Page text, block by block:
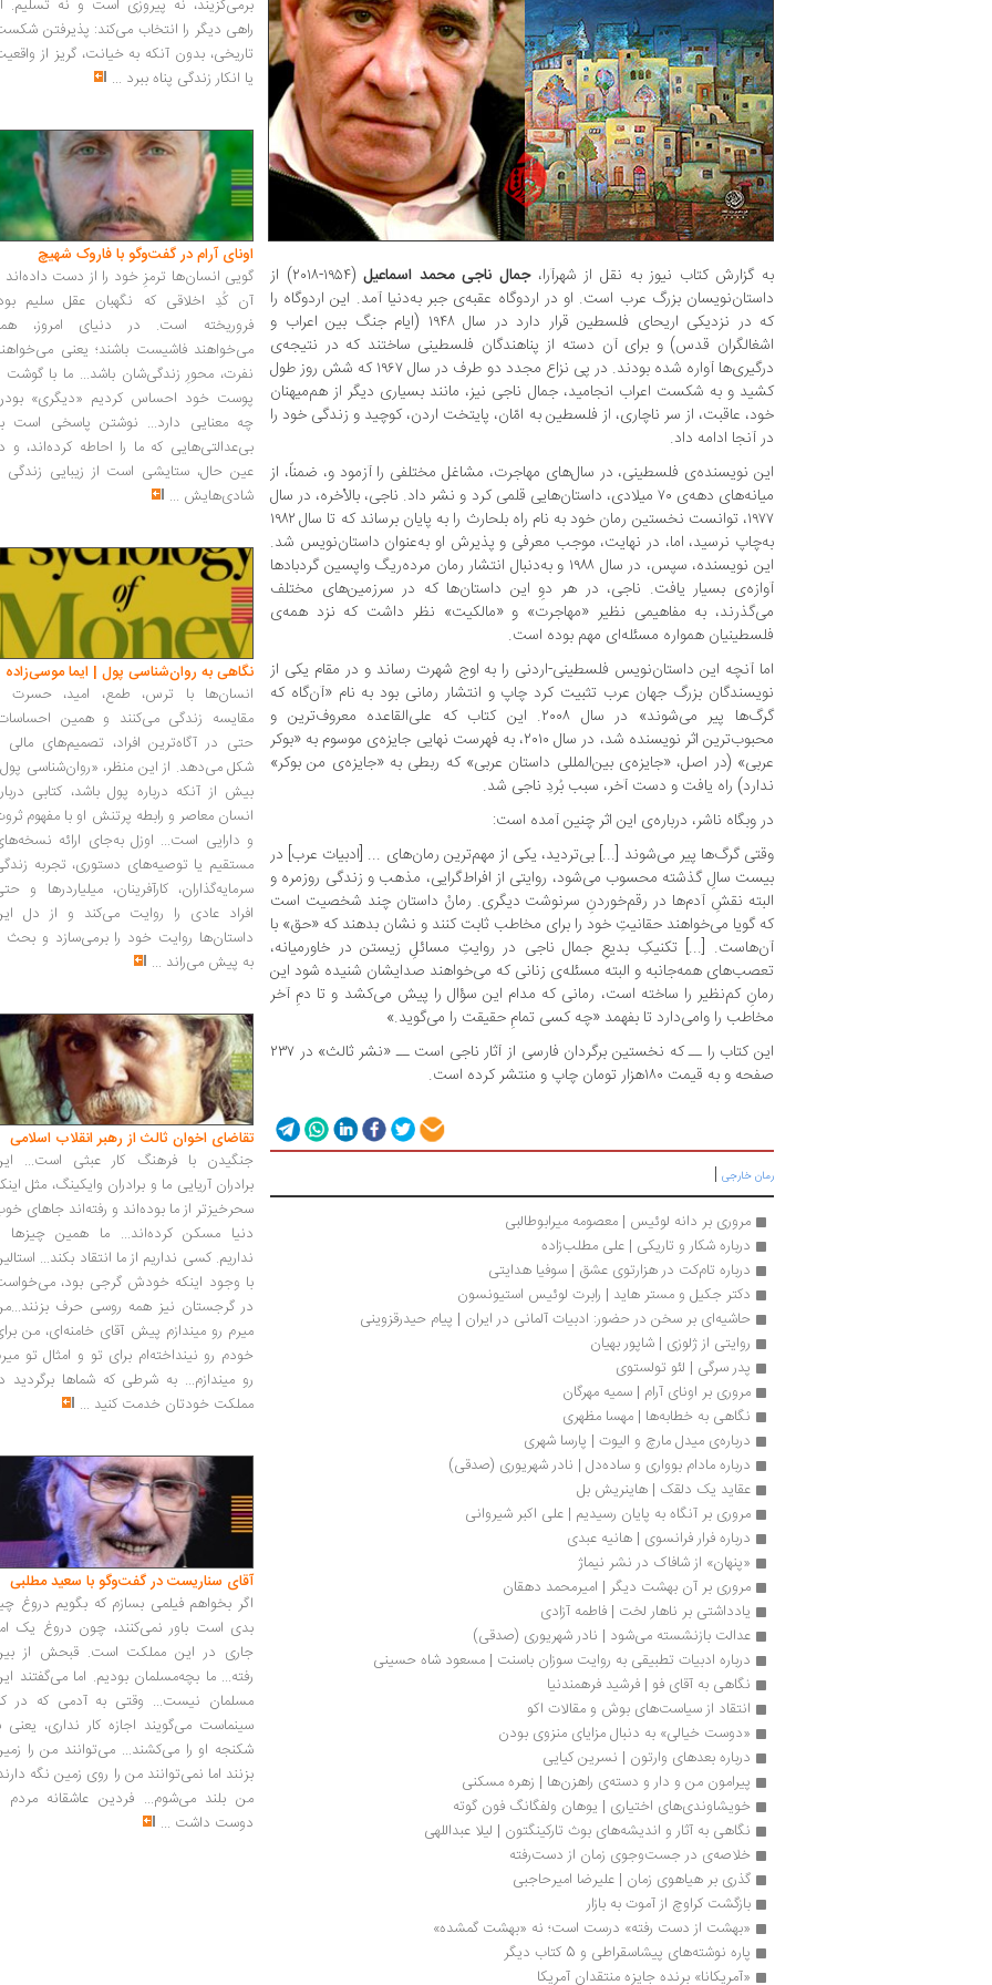
به گزارش کتاب نیوز به نقل از شهرآرا،جمال ناجی محمد اسماعیل
(۱۹۵۴-۲۰۱۸) از
داستان‌نویسان بزرگ عرب است. او در اردوگاه عقبه‌ی جبر به‌دنیا آمد. این اردوگاه را
که در نزدیکی اریحای فلسطین قرار دارد در سال ۱۹۴۸ (ایام جنگ بین اعراب و
اشغالگران قدس) و برای آن دسته از پناهندگان فلسطینی ساختند که در نتیجه‌ی
درگیری‌ها آواره شده بودند. در پی نزاع مجدد دو طرف در سال ۱۹۶۷ که شش روز طول
کشید و به شکست اعراب انجامید، جمال ناجی نیز، مانند بسیاری دیگر از هم‌میهنان
خود، عاقبت، از سر ناچاری، از فلسطین به امّان، پایتخت اردن، کوچید و زندگی خود را
در آنجا ادامه داد.
این نویسنده‌ی فلسطینی، در سال‌های مهاجرت، مشاغل مختلفی را آزمود و، ضمناً، از
میانه‌های دهه‌ی ۷۰ میلادی، داستان‌هایی قلمی کرد و نشر داد. ناجی، بالأخره، در سال
۱۹۷۷، توانست نخستین رمان خود به نام راه بلحارث را به پایان برساند که تا سال ۱۹۸۲
به‌چاپ نرسید، اما، در نهایت، موجب معرفی و پذیرش او به‌عنوان داستان‌‌نویس شد.
این نویسنده، سپس، در سال ۱۹۸۸ و به‌دنبال انتشار رمان مرده‌ریگ واپسین گردبادها
آوازه‌ی بسیار یافت. ناجی، در هر دوِ این داستان‌ها که در سرزمین‌های مختلف
می‌گذرند، به مفاهیمی نظیر «مهاجرت» و «مالکیت» نظر داشت که نزد همه‌ی
فلسطینیان همواره مسئله‌ای مهم بوده است.
اما آنچه این داستان‌نویس فلسطینی-اردنی را به اوج شهرت رساند و در مقام یکی از
نویسندگان بزرگ جهان عرب تثبیت کرد چاپ و انتشار رمانی بود به نام «آن‌گاه که
گرگ‌ها پیر می‌شوند» در سال ۲۰۰۸. این کتاب که علی‌القاعده معروف‌ترین و
محبوب‌ترین اثر نویسنده شد، در سال ۲۰۱۰، به فهرست نهایی جایزه‌ی موسوم به «بوکر
عربی» (در اصل، «جایزه‌ی بین‌المللی داستان عربی» که ربطی به «جایزه‌ی من بوکر»
ندارد) راه یافت و دست آخر، سبب بُردِ ناجی شد.
در وبگاه ناشر، درباره‌ی این اثر چنین آمده است:
وقتی گرگ‌ها پیر می‌شوند [...] بی‌تردید، یکی از مهم‌ترین رمان‌های ... [ادبیات عرب] در
بیست سالِ گذشته محسوب می‌شود، روایتی از افراط‌گرایی، مذهب و زندگی روزمره و
البته نقشِ آدم‌ها در رقم‌خوردنِ سرنوشت دیگری. رمانْ داستان چند شخصیت است
که گویا می‌خواهند حقانیتِ خود را برای مخاطب ثابت کنند و نشان بدهند که «حق» با
آن‌هاست. [...] تکنیکِ بدیعِ جمال ناجی در روایتِ مسائلِ زیستن در خاورمیانه،
تعصب‌های همه‌جانبه و البته مسئله‌ی زنانی که می‌خواهند صدایشان شنیده شود این
رمانِ کم‌نظیر را ساخته است، رمانی که مدام این سؤال را پیش می‌کشد و تا دمِ آخر
مخاطب را وامی‌دارد تا بفهمد «چه کسی تمامِ حقیقت را می‌گوید.»
این کتاب را ــ که نخستین برگردان فارسی از آثار ناجی است ــ «نشر ثالث» در ۲۳۷
صفحه و به قیمت ۱۸۰هزار تومان چاپ و منتشر کرده است.
رمان خارجی |
مروری بر دانه لوئیس | معصومه میرابوطالبی
درباره شکار و تاریکی | علی مطلب‌زاده
درباره تام‌کت در هزارتوی عشق | سوفیا هدایتی
دکتر جکیل و مستر هاید | رابرت لوئیس استیونسون
حاشیه‌ای بر سخن در حضور: ادبیات آلمانی در ایران | پیام حیدرقزوینی
روایتی از ژلوزی | شاپور بهیان
پدر سرگی | لئو تولستوی
مروری بر اونای آرام | سمیه مهرگان
نگاهی به خطابه‌ها | مهسا مظهری
درباره‌ی میدل مارچ و الیوت | پارسا شهری
درباره مادام بوواری و ساده‌دل | نادر شهریوری (صدقی)
عقاید یک دلقک | هاینریش بل
مروری بر آنگاه به پایان رسیدیم | علی اکبر شیروانی
درباره فرار فرانسوی | هانیه عبدی
«پنهان» از شافاک در نشر نیماژ
مروری بر آن بهشت دیگر | امیرمحمد دهقان
یادداشتی بر ناهار لخت | فاطمه آزادی
عدالت بازنشسته می‌شود | نادر شهریوری (صدقی)
درباره ادبیات تطبیقی به روایت سوزان باسنت | مسعود شاه حسینی
نگاهی به آقای فو | فرشید فرهمندنیا
انتقاد از سیاست‌های بوش و مقالات اکو
«دوست خیالی» به دنبال مزایای منزوی بودن
درباره بعدهای وارتون | نسرین کیایی
پیرامون من و دار و دسته‌ی راهزن‌ها | زهره مسکنی
خویشاوندی‌‌های اختیاری | یوهان ولفگانگ فون گوته
نگاهی به آثار و اندیشه‌های بوث تارکینگتون | لیلا عبداللهی
خلاصه‌ی در جست‌وجوی زمان از دست‌رفته
گذری بر هیاهوی زمان | علیرضا امیرحاجبی
بازگشت کراوچ از آموت به بازار
«بهشت از دست رفته» درست است؛ نه «بهشت گمشده»
پاره نوشته‌های پیشاسقراطی و 5 کتاب دیگر
«آمریکانا» برنده جایزه منتقدان آمریکا
برمی‌گزیند، نه پیروزی است و نه تسلیم.
راهی دیگر را انتخاب می‌کند: پذیرفتن
تاریخی، بدون آنکه به خیانت، گریز از
یا انکار زندگی پناه ببرد ...
اونای آرام در گفت‌وگو با فاروک شهیچ‭
گویی انسان‌ها ترمزِ خود را از دست داده‌اند
آن کُدِ اخلاقی که نگهبان عقل سلیم
فروریخته است. در دنیای امروز،
می‌خواهند فاشیست باشند؛ یعنی
نفرت، محورِ زندگی‌شان باشد... ما با گوشت
پوست خود احساس کردیم «دیگری»
چه معنایی دارد... نوشتن پاسخی است
بی‌عدالتی‌هایی که ما را احاطه کرده‌اند، و
عین حال، ستایشی است از زیبایی زندگی
شادی‌هایش ...
نگاهی به روان‌شناسی پول | ایما موسی‌زاده
انسان‌ها با ترس، طمع، امید، حسرت
مقایسه زندگی می‌کنند و همین
حتی در آگاه‌ترین افراد، تصمیم‌های مالی
شکل می‌دهد. از این منظر، «روان‌شناسی
بیش از آنکه درباره پول باشد، کتابی
انسان معاصر و رابطه پرتنش او با مفهوم
و دارایی است... اوزل به‌جای ارائه
مستقیم یا توصیه‌های دستوری، تجربه
سرمایه‌گذاران، کارآفرینان، میلیاردرها و
افراد عادی را روایت می‌کند و از دل
داستان‌ها روایت خود را برمی‌سازد و بحث
به پیش می‌راند ...
تقاضای اخوان ثالث از رهبر انقلاب اسلامی
جنگیدن با فرهنگ کار عبثی است...
برادران آریایی ما و برادران وایکینگ، مثل
سحرخیزتر از ما بوده‌اند و رفته‌اند جاهای
دنیا مسکن کرده‌اند... ما همین چیزها
نداریم. کسی نداریم از ما انتقاد بکند...
با وجود اینکه خودش گرجی بود،
در گرجستان نیز همه روسی حرف
میرم رو میندازم پیش آقای خامنه‌ای، من
خودم رو نینداخته‌ام برای تو و امثال تو
رو میندازم... به شرطی که شماها برگردید
مملکت خودتان خدمت کنید ...
آقای سناریست در گفت‌وگو با سعید مطلبی
اگر بخواهم فیلمی بسازم که بگویم دروغ
بدی است باور نمی‌کنند، چون دروغ یک
جاری در این مملکت است. قبحش از
رفته... ما بچه‌مسلمان بودیم. اما می‌گفتند
مسلمان نیست... وقتی به آدمی که در
سینماست می‌گویند اجازه کار نداری، یعنی
شکنجه او را می‌کشند... می‌توانند من را
بزنند اما نمی‌توانند من را روی زمین نگه
من بلند می‌شوم... فردین عاشقانه مردم
دوست داشت ...